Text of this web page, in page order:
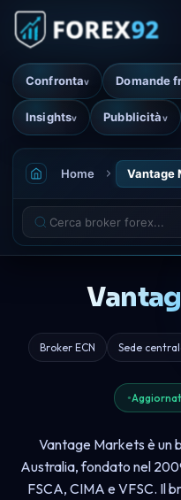
Confrontav Domande
Insightsv Pubblicitàv
Home Vantage
Broker ECN Sede
Vantage Markets è un
Australia, fondato nel
FSCA, CIMA e VFSC. Il